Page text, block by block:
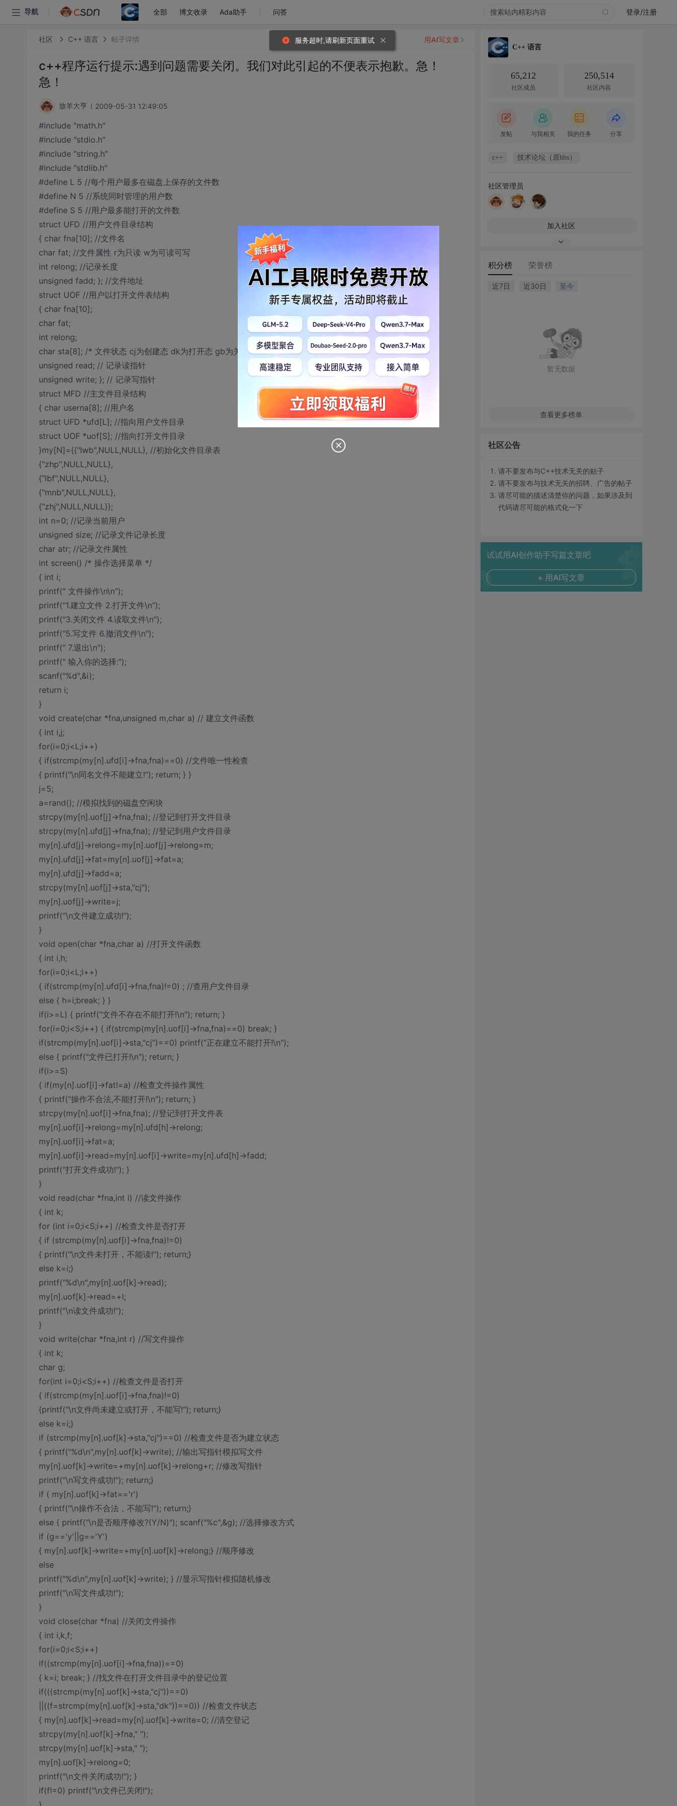
导航 全部 博文收录 Ada助手 问答 登录/注册
社区 C++ 语言 帖子详情
c++程序运行提示:遇到问题需要关闭。我们对此引起的不便表示抱歉。急！
急！
放羊大亨 2009-05-31 12:49:05
#include "math.h"
#include "stdio.h"
#include "string.h"
#include "stdlib.h"
#define L 5 //每个用户最多在磁盘上保存的文件数
#define N 5 //系统同时管理的用户数
#define S 5 //用户最多能打开的文件数
struct UFD //用户文件目录结构
{ char fna[10]; //文件名
char fat; //文件属性 r为只读 w为可读可写
int relong; //记录长度
unsigned fadd; }; //文件地址
struct UOF //用户以打开文件表结构
{ char fna[10];
char fat;
int relong;
char sta[8]; /* 文件状态 cj为创建态 dk为打开态 gb为关闭态 */
unsigned read; // 记录读指针
unsigned write; }; // 记录写指针
struct MFD //主文件目录结构
{ char userna[8]; //用户名
struct UFD *ufd[L]; //指向用户文件目录
struct UOF *uof[S]; //指向打开文件目录
}my[N]={{"lwb",NULL,NULL}, //初始化文件目录表
{"zhp",NULL,NULL},
{"lbf",NULL,NULL},
{"mnb",NULL,NULL},
{"zhj",NULL,NULL}};
int n=0; //记录当前用户
unsigned size; //记录文件记录长度
char atr; //记录文件属性
int screen() /* 操作选择菜单 */
{ int i;
printf(" 文件操作\n\n");
printf("1.建立文件 2.打开文件\n");
printf("3.关闭文件 4.读取文件\n");
printf("5.写文件 6.撤消文件\n");
printf(" 7.退出\n");
printf(" 输入你的选择:");
scanf("%d",&i);
return i;
}
void create(char *fna,unsigned m,char a) // 建立文件函数
{ int i,j;
for(i=0;i<L;i++)
{ if(strcmp(my[n].ufd[i]->fna,fna)==0) //文件唯一性检查
{ printf("\n同名文件不能建立!"); return; } }
j=5;
a=rand(); //模拟找到的磁盘空闲块
strcpy(my[n].uof[j]->fna,fna); //登记到打开文件目录
strcpy(my[n].ufd[j]->fna,fna); //登记到用户文件目录
my[n].ufd[j]->relong=my[n].uof[j]->relong=m;
my[n].ufd[j]->fat=my[n].uof[j]->fat=a;
my[n].ufd[j]->fadd=a;
strcpy(my[n].uof[j]->sta,"cj");
my[n].uof[j]->write=j;
printf("\n文件建立成功!");
}
void open(char *fna,char a) //打开文件函数
{ int i,h;
for(i=0;i<L;i++)
{ if(strcmp(my[n].ufd[i]->fna,fna)!=0) ; //查用户文件目录
else { h=i;break; } }
if(i>=L) { printf("文件不存在不能打开!\n"); return; }
for(i=0;i<S;i++) { if(strcmp(my[n].uof[i]->fna,fna)==0) break; }
if(strcmp(my[n].uof[i]->sta,"cj")==0) printf("正在建立不能打开!\n");
else { printf("文件已打开!\n"); return; }
if(i>=S)
{ if(my[n].uof[i]->fat!=a) //检查文件操作属性
{ printf("操作不合法,不能打开!\n"); return; }
strcpy(my[n].uof[i]->fna,fna); //登记到打开文件表
my[n].uof[i]->relong=my[n].ufd[h]->relong;
my[n].uof[i]->fat=a;
my[n].uof[i]->read=my[n].uof[i]->write=my[n].ufd[h]->fadd;
printf("打开文件成功!"); }
}
void read(char *fna,int l) //读文件操作
{ int k;
for (int i=0;i<S;i++) //检查文件是否打开
{ if (strcmp(my[n].uof[i]->fna,fna)!=0)
{ printf("\n文件未打开，不能读!"); return;}
else k=i;}
printf("%d\n",my[n].uof[k]->read);
my[n].uof[k]->read=+l;
printf("\n读文件成功!");
}
void write(char *fna,int r) //写文件操作
{ int k;
char g;
for(int i=0;i<S;i++) //检查文件是否打开
{ if(strcmp(my[n].uof[i]->fna,fna)!=0)
{printf("\n文件尚未建立或打开，不能写!"); return;}
else k=i;}
if (strcmp(my[n].uof[k]->sta,"cj")==0) //检查文件是否为建立状态
{ printf("%d\n",my[n].uof[k]->write); //输出写指针模拟写文件
my[n].uof[k]->write=+my[n].uof[k]->relong+r; //修改写指针
printf("\n写文件成功!"); return;}
if ( my[n].uof[k]->fat=='r')
{ printf("\n操作不合法，不能写!"); return;}
else { printf("\n是否顺序修改?(Y/N)"); scanf("%c",&g); //选择修改方式
if (g=='y'||g=='Y')
{ my[n].uof[k]->write=+my[n].uof[k]->relong;} //顺序修改
else
printf("%d\n",my[n].uof[k]->write); } //显示写指针模拟随机修改
printf("\n写文件成功!");
}
void close(char *fna) //关闭文件操作
{ int i,k,f;
for(i=0;i<S;i++)
if((strcmp(my[n].uof[i]->fna,fna))==0)
{ k=i; break; } //找文件在打开文件目录中的登记位置
if(((strcmp(my[n].uof[k]->sta,"cj"))==0)
||((f=strcmp(my[n].uof[k]->sta,"dk"))==0)) //检查文件状态
{ my[n].uof[k]->read=my[n].uof[k]->write=0; //清空登记
strcpy(my[n].uof[k]->fna," ");
strcpy(my[n].uof[k]->sta," ");
my[n].uof[k]->relong=0;
printf("\n文件关闭成功!"); }
if(f!=0) printf("\n文件已关闭!");
用AI写文章
C++ 语言
65,212
社区成员
250,514
社区内容
发帖 与我相关 我的任务 分享
c++ 技术论坛（原bbs）
社区管理员
加入社区
积分榜 荣誉榜
近7日 近30日 至今
暂无数据
查看更多榜单
社区公告
请不要发布与C++技术无关的贴子
请不要发布与技术无关的招聘、广告的帖子
请尽可能的描述清楚你的问题，如果涉及到
代码请尽可能的格式化一下
试试用AI创作助手写篇文章吧
+ 用AI写文章